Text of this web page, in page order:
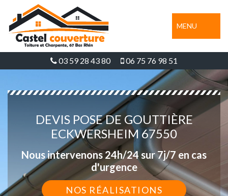
MENU
03 59 28 43 80 06 75 76 98 51
DEVIS POSE DE GOUTTIÈRE
ECKWERSHEIM 67550
Nous intervenons 24h/24 sur 7j/7 en cas
d'urgence
NOS RÉALISATIONS